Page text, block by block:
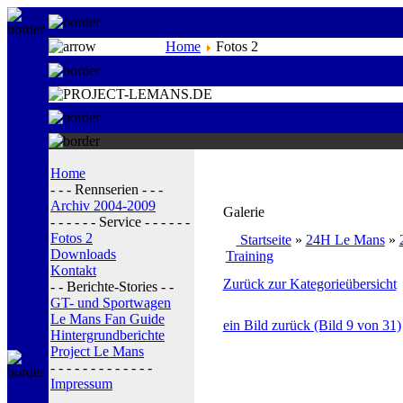
Home Fotos 2
Home
- - - Rennserien - - -
Archiv 2004-2009
- - - - - - Service - - - - - -
Fotos 2
Downloads
Kontakt
- - Berichte-Stories - -
GT- und Sportwagen
Le Mans Fan Guide
Hintergrundberichte
Project Le Mans
- - - - - - - - - - - - -
Impressum
Galerie
Startseite» 24H Le Mans»
Training
Zurück zur Kategorieübersicht
ein Bild zurück (Bild 9 von 31)